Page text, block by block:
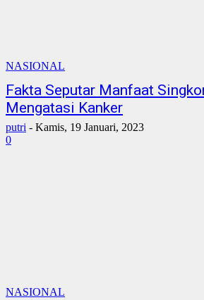
NASIONAL
Fakta Seputar Manfaat
Mengatasi Kanker
putri - Kamis, 19 Januari, 2023
0
NASIONAL